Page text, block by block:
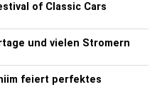
of Classic Cars
und vielen Stromern
feiert perfektes